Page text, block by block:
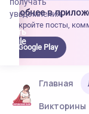
Удобнее в
Откройте посты,
Google Play
уведомления.
Главная
Викторины